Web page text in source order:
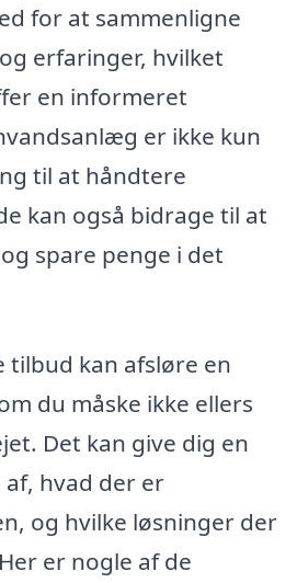
for at sammenligne
erfaringer, hvilket
en informeret
er ikke kun
til at håndtere
kan også bidrage til at
spare penge i det
tilbud kan afsløre en
du måske ikke ellers
Det kan give dig en
hvad der er
og hvilke løsninger der
er nogle af de